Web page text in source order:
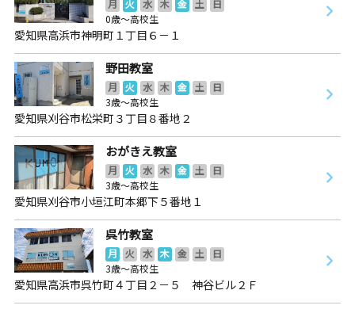
月 火 水 木 金 土
日
0歳～高校生
愛知県高浜市神明町１丁目６－１
野田教室
月 火 水 木 金 土
日
3歳～高校生
愛知県刈谷市松栄町３丁目８番地２
おがきえ教室
月 火 水 木 金 土
日
3歳～高校生
愛知県刈谷市小垣江町本郷下５番地１
呉竹教室
月 火 水 木 金 土
日
3歳～高校生
愛知県高浜市呉竹町４丁目２－５ 神谷ビル２Ｆ